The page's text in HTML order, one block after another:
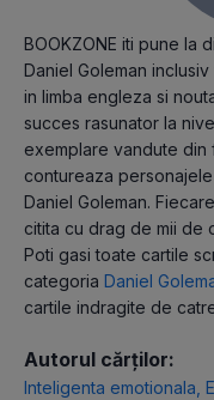
BOOKZONE iti pune la
Daniel Goleman
in limba engleza si
succes rasunator la
exemplare vandute din
contureaza
Daniel Goleman.
citita cu drag de mii de
Poti gasi toate cartile
categoria Daniel
cartile indragite de
Autorul cărților:
Inteligenta emotionala